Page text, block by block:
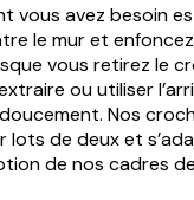
vous avez besoin
le mur et
vous retirez le
ou utiliser
Nos
lots de deux et
de nos cadres